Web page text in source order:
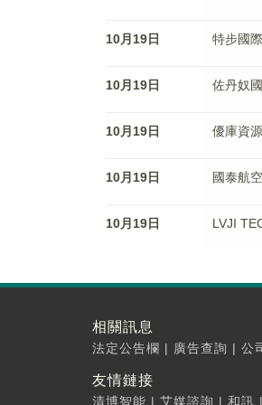
10月19日 特步國
10月19日 佐丹奴
10月19日 優庫資
10月19日 國泰航
10月19日 LVJI
相關訊息
法定公告欄 | 廣告查詢 | 公
友情鏈接
清博智能 | 艾媒諮詢 | 和訊 |